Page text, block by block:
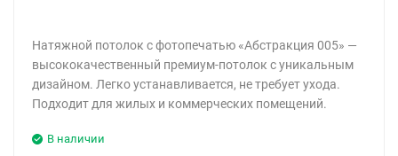
Натяжной потолок с фотопечатью «Абстракция 005» —
высококачественный премиум-потолок с уникальным
дизайном. Легко устанавливается, не требует ухода.
Подходит для жилых и коммерческих помещений.
В наличии